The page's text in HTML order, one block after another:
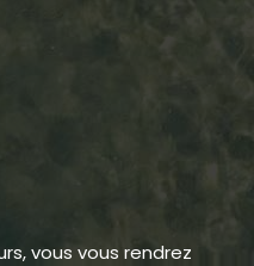
vous vous rendrez